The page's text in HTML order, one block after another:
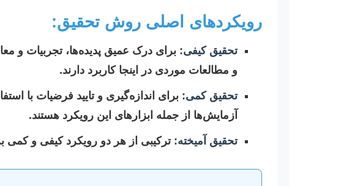
رویکردهای اصلی روش تحقیق:
تحقیق کیفی: برای درک عمیق پدیده‌ها، تجربیات و
و مطالعات موردی در اینجا کاربرد دارند.
تحقیق کمی: برای اندازه‌گیری و تایید فرضیات با
آزمایش‌ها از جمله ابزارهای این رویکرد هستند.
تحقیق آمیخته: ترکیبی از هر دو رویکرد کیفی و کمی